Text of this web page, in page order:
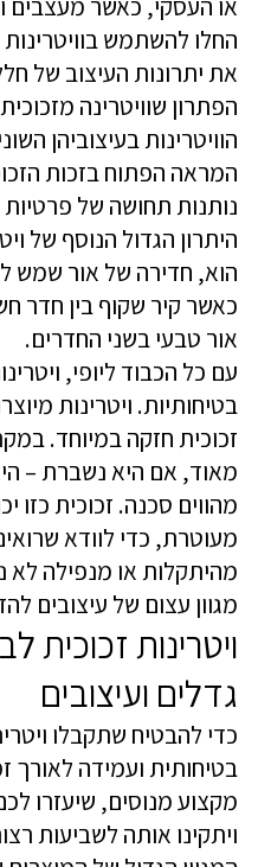
החלו להשתמש בוויטרינות
את יתרונות העיצוב של
הפתרון שוויטרינה
הוויטרינות בעיצוביהן
המראה הפתוח בזכות
נותנות תחושה של פרטיות
היתרון הגדול הנוסף של
הוא, חדירה של אור שמש
כאשר קיר שקוף בין חדר
אור טבעי בשני החדרים.
עם כל הכבוד ליופי,
בטיחותיות. ויטרינות
זכוכית חזקה במיוחד.
מאוד, אם היא נשברת –
מהווים סכנה. זכוכית כזו
מעוטרת, כדי לוודא
מהיתקלות או מנפילה לא
מגוון עצום של עיצובים
ויטרינות זכוכית
גדלים ועיצובים
כדי להבטיח שתקבלו
בטיחותית ועמידה לאורך
מקצוע מנוסים, שיעזרו
ויתקינו אותה לשביעות